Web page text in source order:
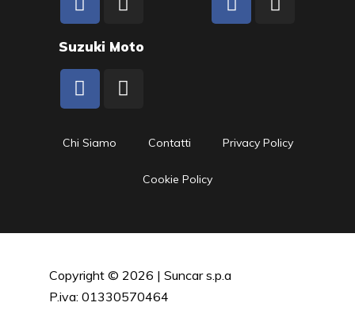
Suzuki Moto
Chi Siamo Contatti Privacy Policy
Cookie Policy
Copyright © 2026 | Suncar s.p.a
P.iva: 01330570464